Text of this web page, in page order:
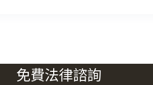
免費法律諮詢